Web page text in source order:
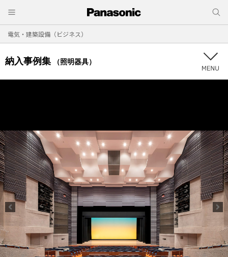
電気・建築設備（ビジネス）
納入事例集 （照明器具）